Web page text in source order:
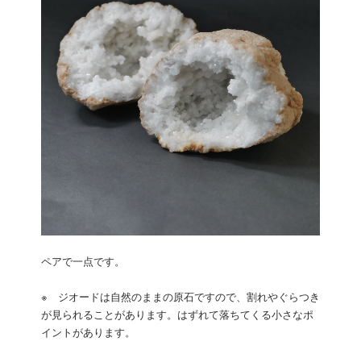
ペアで一点です。
※ ジオードは自然のままの原石ですので、割れやぐらつき
が見られることがあります。はずれて落ちてくる小さなポ
イントがあります。